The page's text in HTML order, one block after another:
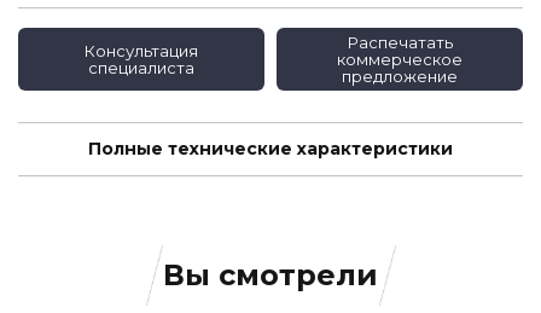
Консультация
специалиста
Распечатать
коммерческое
предложение
Полные технические характеристики
Вы смотрели